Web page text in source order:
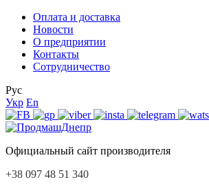
Оплата и доставка
Новости
О предприятии
Контакты
Сотрудничество
Рус
Укр En
Официальный сайт производителя
+38 097 48 51 340